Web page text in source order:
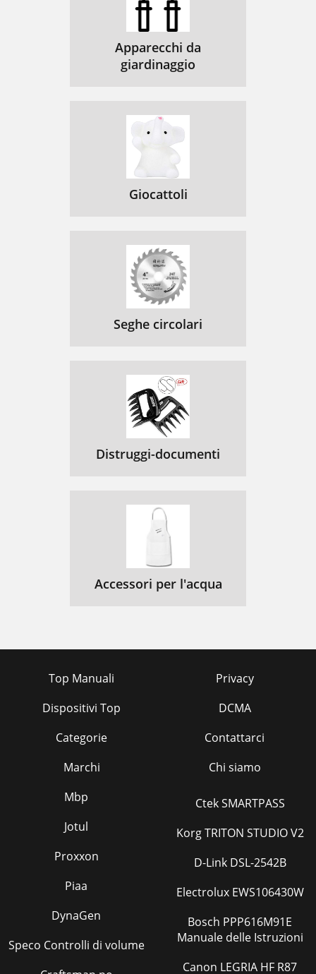
Apparecchi da
giardinaggio
Giocattoli
Seghe circolari
Distruggi-documenti
Accessori per l'acqua
Top Manuali
Dispositivi Top
Categorie
Marchi
Privacy
DCMA
Contattarci
Chi siamo
Mbp
Jotul
Proxxon
Piaa
DynaGen
Speco Controlli di volume
Ctek SMARTPASS
Korg TRITON STUDIO V2
D-Link DSL-2542B
Electrolux EWS106430W
Bosch PPP616M91E
Manuale delle Istruzioni
Canon LEGRIA HF R87